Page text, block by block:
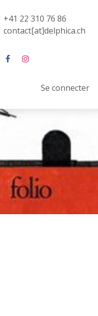
+41 22 310 76 86
contact[at]delphica.ch
Se connecter